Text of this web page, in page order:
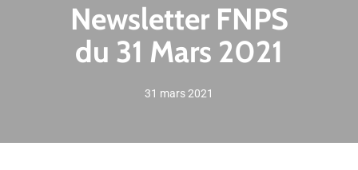
Newsletter FNPS
du 31 Mars 2021
31 mars 2021